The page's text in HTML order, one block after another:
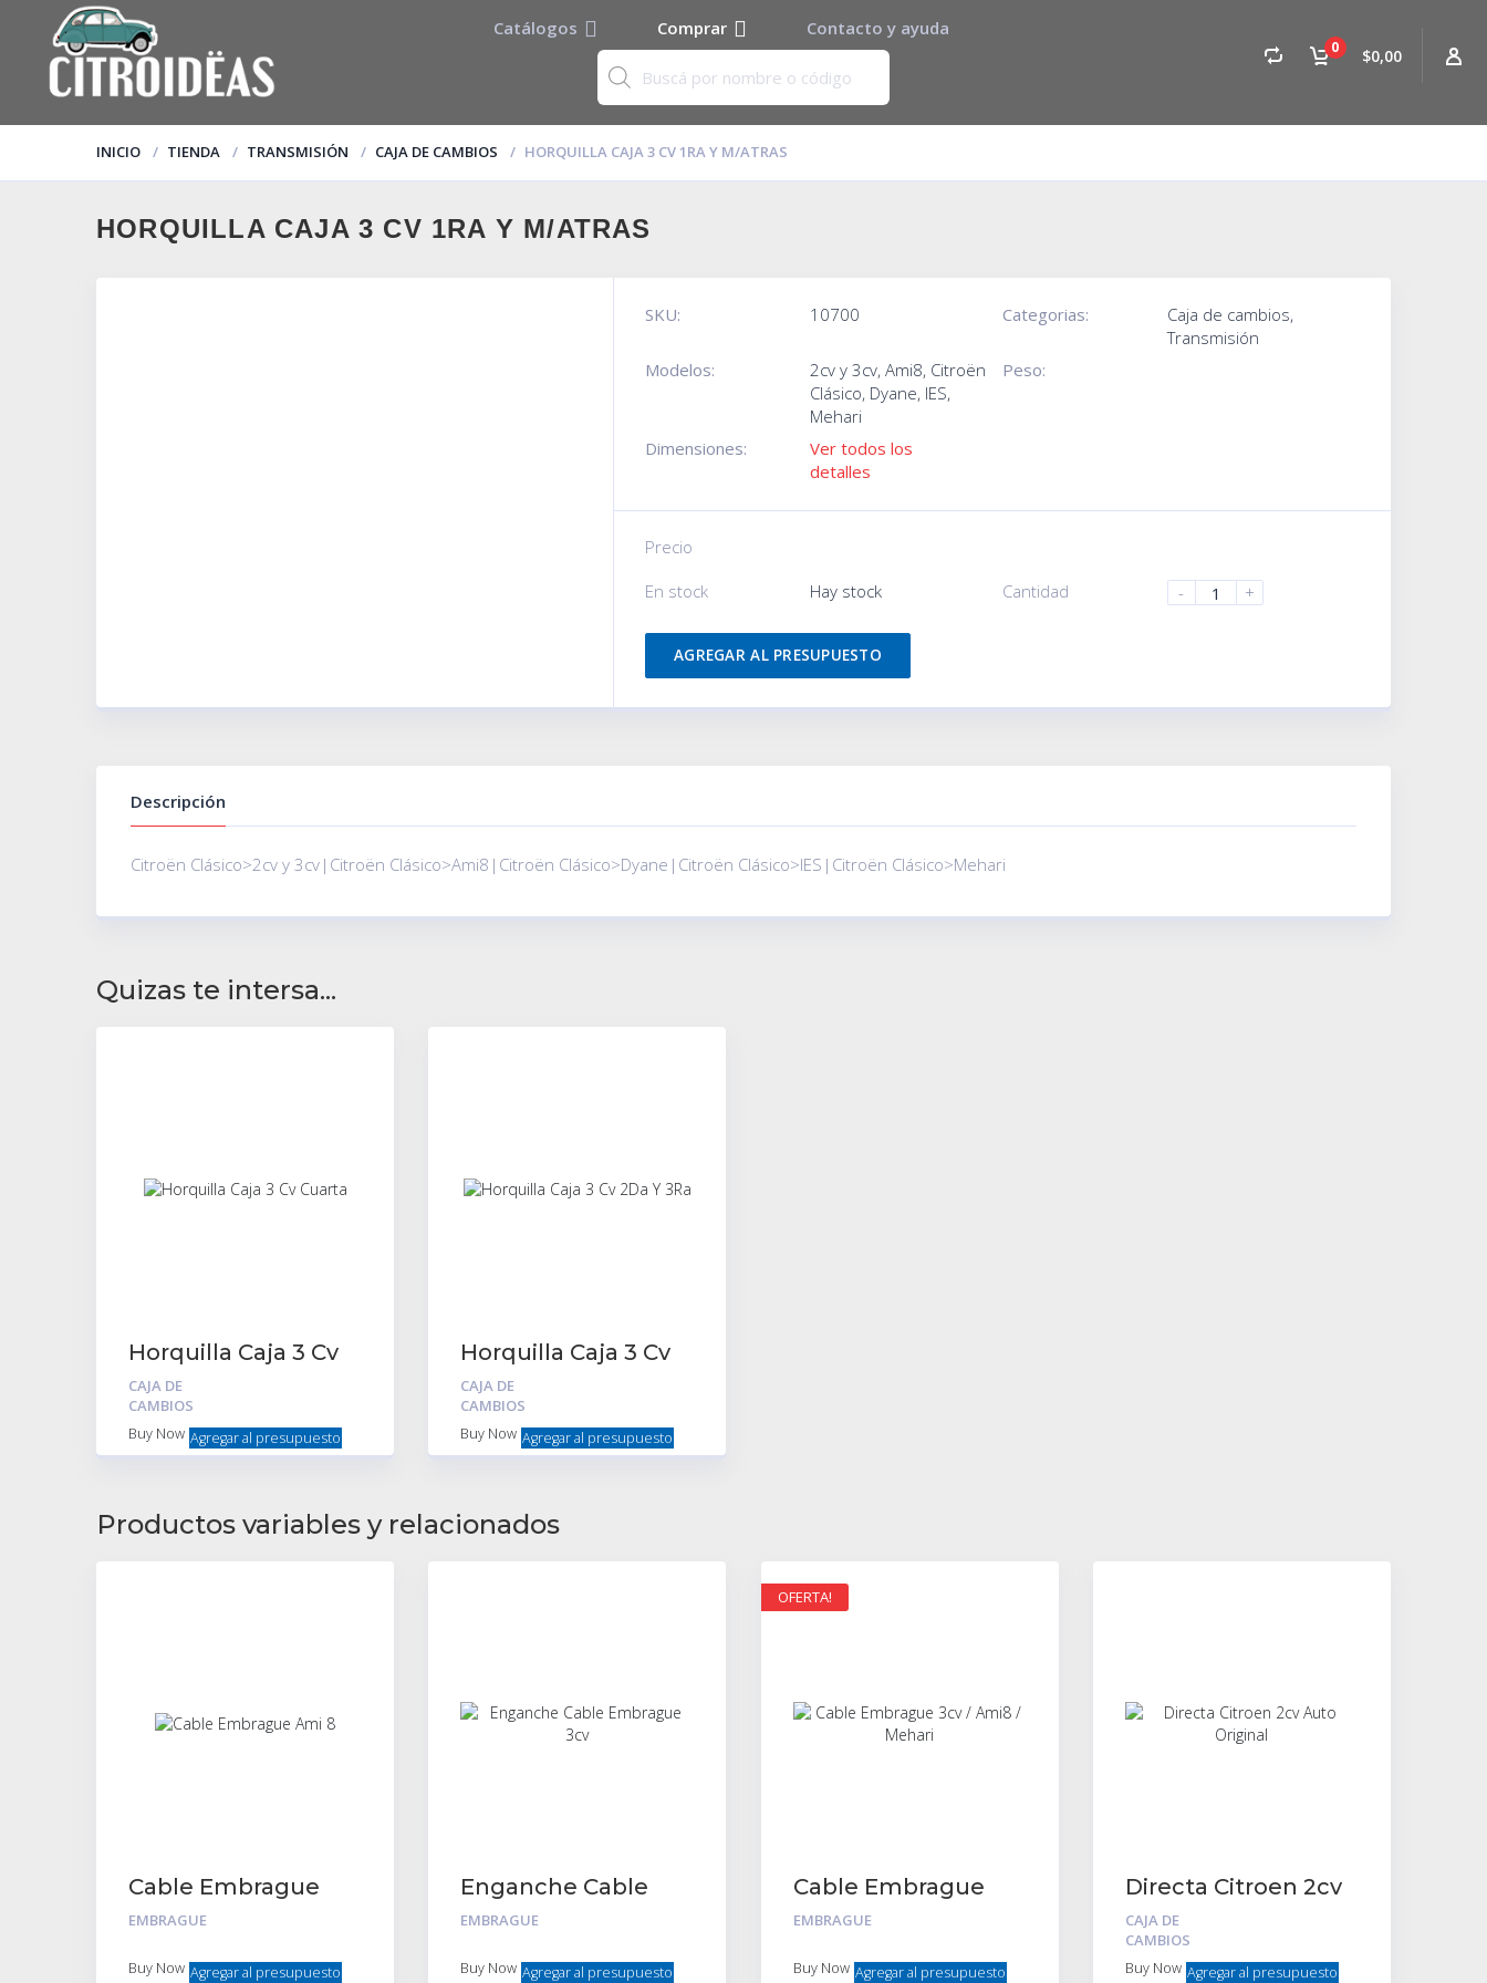
0 $0,00
Catálogos Comprar Contacto y ayuda
INICIO TIENDA TRANSMISIÓN CAJA DE CAMBIOS HORQUILLA CAJA 3 CV 1RA Y M/ATRAS
HORQUILLA CAJA 3 CV 1RA Y M/ATRAS
SKU: 10700 Categorias: Caja de cambios,
Transmisión
Modelos:
2cv y 3cv, Ami8, Citroën
Clásico, Dyane, IES,
Mehari
Peso:
Dimensiones:
Ver todos los
detalles
Precio
En stock
Hay stock Cantidad - +
AGREGAR AL PRESUPUESTO
Descripción
Citroën Clásico>2cv y 3cv|Citroën Clásico>Ami8|Citroën Clásico>Dyane|Citroën Clásico>IES|Citroën Clásico>Mehari
Quizas te intersa...
Horquilla Caja 3 Cv
Cuarta
CAJA DE
CAMBIOS
Buy Now Agregar al presupuesto
Horquilla Caja 3 Cv
2Da Y 3Ra
CAJA DE
CAMBIOS
Buy Now Agregar al presupuesto
Productos variables y relacionados
Cable Embrague
Ami 8
EMBRAGUE
Buy Now Agregar al presupuesto
Enganche Cable
Embrague 3cv
EMBRAGUE
Buy Now Agregar al presupuesto
Cable Embrague
3cv / Ami8 / Mehari
EMBRAGUE
Buy Now Agregar al presupuesto
OFERTA!
Directa Citroen 2cv
Auto Original
CAJA DE
CAMBIOS
Buy Now Agregar al presupuesto